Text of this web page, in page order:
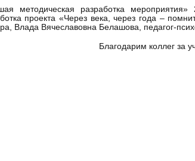
методическая разработка
проекта «Через века, через года –
Влада Вячеславовна Белашова, педагог-
Благодарим коллег за